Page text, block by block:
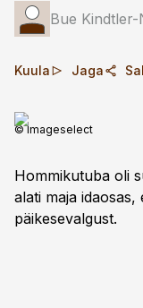
Bue Kindtler-
Kuula Jaga
© Imageselect
Hommikutuba oli
alati maja
päikesevalgust.